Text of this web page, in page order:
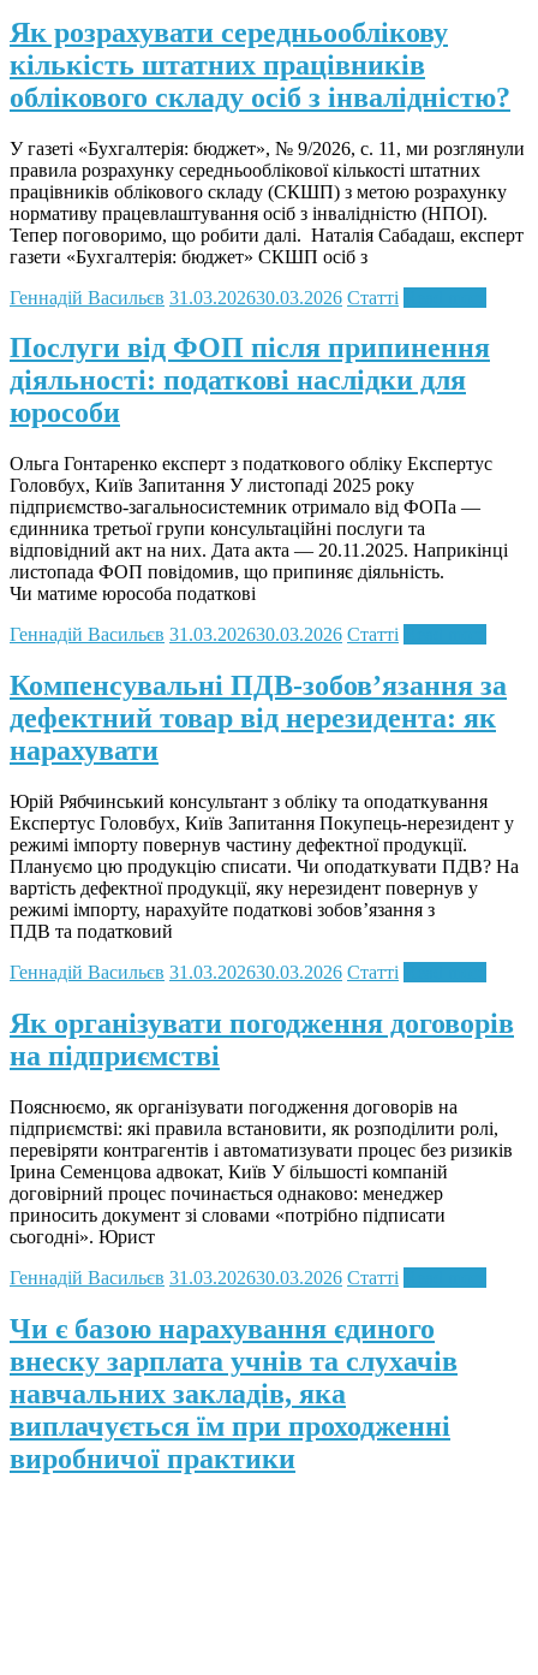
Як розрахувати середньооблікову
кількість штатних працівників
облікового складу осіб з інвалідністю?
У газеті «Бухгалтерія: бюджет», № 9/2026, с. 11, ми розглянули
правила розрахунку середньооблікової кількості штатних
працівників облікового складу (СКШП) з метою розрахунку
нормативу працевлаштування осіб з інвалідністю (НПОІ).
Тепер поговоримо, що робити далі. Наталія Сабадаш, експерт
газети «Бухгалтерія: бюджет» СКШП осіб з
Геннадій Васильєв 31.03.202630.03.2026 Статті
Послуги від ФОП після припинення
діяльності: податкові наслідки для
юрособи
Ольга Гонтаренко експерт з податкового обліку Експертус
Головбух, Київ Запитання У листопаді 2025 року
підприємство-загальносистемник отримало від ФОПа —
єдинника третьої групи консультаційні послуги та
відповідний акт на них. Дата акта — 20.11.2025. Наприкінці
листопада ФОП повідомив, що припиняє діяльність.
Чи матиме юрособа податкові
Геннадій Васильєв 31.03.202630.03.2026 Статті
Компенсувальні ПДВ-зобов’язання за
дефектний товар від нерезидента: як
нарахувати
Юрій Рябчинський консультант з обліку та оподаткування
Експертус Головбух, Київ Запитання Покупець-нерезидент у
режимі імпорту повернув частину дефектної продукції.
Плануємо цю продукцію списати. Чи оподаткувати ПДВ? На
вартість дефектної продукції, яку нерезидент повернув у
режимі імпорту, нарахуйте податкові зобов’язання з
ПДВ та податковий
Геннадій Васильєв 31.03.202630.03.2026 Статті
Як організувати погодження договорів
на підприємстві
Пояснюємо, як організувати погодження договорів на
підприємстві: які правила встановити, як розподілити ролі,
перевіряти контрагентів і автоматизувати процес без ризиків
Ірина Семенцова адвокат, Київ У більшості компаній
договірний процес починається однаково: менеджер
приносить документ зі словами «потрібно підписати
сьогодні». Юрист
Геннадій Васильєв 31.03.202630.03.2026 Статті
Чи є базою нарахування єдиного
внеску зарплата учнів та слухачів
навчальних закладів, яка
виплачується їм при проходженні
виробничої практики